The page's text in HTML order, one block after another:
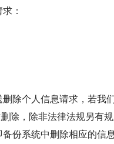
：
除个人信息请求，若我
除，除非法律法规另有
份系统中删除相应的信